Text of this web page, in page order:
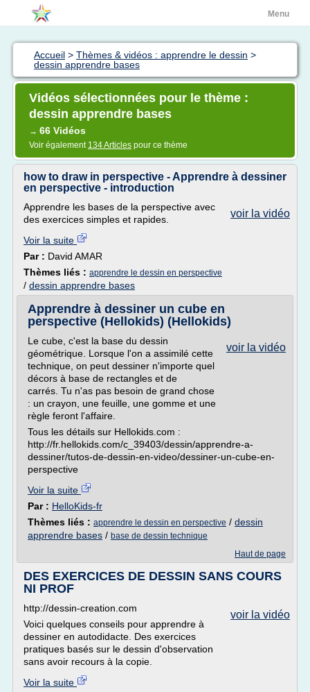
Menu
Accueil > Thèmes & vidéos : apprendre le dessin >
dessin apprendre bases
Vidéos sélectionnées pour le thème :
dessin apprendre bases
→ 66 Vidéos
Voir également 134 Articles pour ce thème
how to draw in perspective - Apprendre à dessiner
en perspective - introduction
voir la vidéo
Apprendre les bases de la perspective avec
des exercices simples et rapides.
Voir la suite
Par : David AMAR
Thèmes liés : apprendre le dessin en perspective
/ dessin apprendre bases
Apprendre à dessiner un cube en
perspective (Hellokids) (Hellokids)
voir la vidéo
Le cube, c'est la base du dessin
géométrique. Lorsque l'on a assimilé cette
technique, on peut dessiner n'importe quel
décors à base de rectangles et de
carrés. Tu n'as pas besoin de grand chose
: un crayon, une feuille, une gomme et une
règle feront l'affaire.
Tous les détails sur Hellokids.com :
http://fr.hellokids.com/c_39403/dessin/apprendre-a-
dessiner/tutos-de-dessin-en-video/dessiner-un-cube-en-
perspective
Voir la suite
Par : HelloKids-fr
Thèmes liés : apprendre le dessin en perspective / dessin
apprendre bases / base de dessin technique
Haut de page
DES EXERCICES DE DESSIN SANS COURS
NI PROF
voir la vidéo
http://dessin-creation.com
Voici quelques conseils pour apprendre à
dessiner en autodidacte. Des exercices
pratiques basés sur le dessin d'observation
sans avoir recours à la copie.
Voir la suite